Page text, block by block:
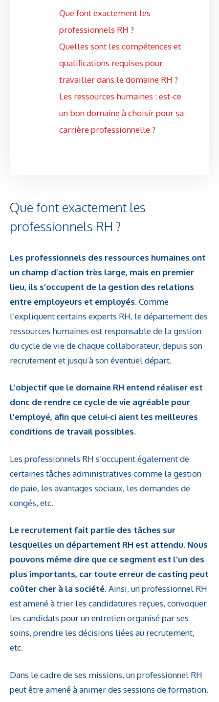
Que font exactement les
professionnels RH ?
Quelles sont les compétences et
qualifications requises pour
travailler dans le domaine RH ?
Les ressources humaines : est-ce
un bon domaine à choisir pour sa
carrière professionnelle ?
Que font exactement les
professionnels RH ?
Les professionnels des ressources humaines ont
un champ d’action très large, mais en premier
lieu, ils s’occupent de la gestion des relations
entre employeurs et employés. Comme
l’expliquent certains experts RH, le département des
ressources humaines est responsable de la gestion
du cycle de vie de chaque collaborateur, depuis son
recrutement et jusqu’à son éventuel départ.
L’objectif que le domaine RH entend réaliser est
donc de rendre ce cycle de vie agréable pour
l’employé, afin que celui-ci aient les meilleures
conditions de travail possibles.
Les professionnels RH s’occupent également de
certaines tâches administratives comme la gestion
de paie, les avantages sociaux, les demandes de
congés, etc.
Le recrutement fait partie des tâches sur
lesquelles un département RH est attendu. Nous
pouvons même dire que ce segment est l’un des
plus importants, car toute erreur de casting peut
coûter cher à la société. Ainsi, un professionnel RH
est amené à trier les candidatures reçues, convoquer
les candidats pour un entretien organisé par ses
soins, prendre les décisions liées au recrutement,
etc.
Dans le cadre de ses missions, un professionnel RH
peut être amené à animer des sessions de formation.